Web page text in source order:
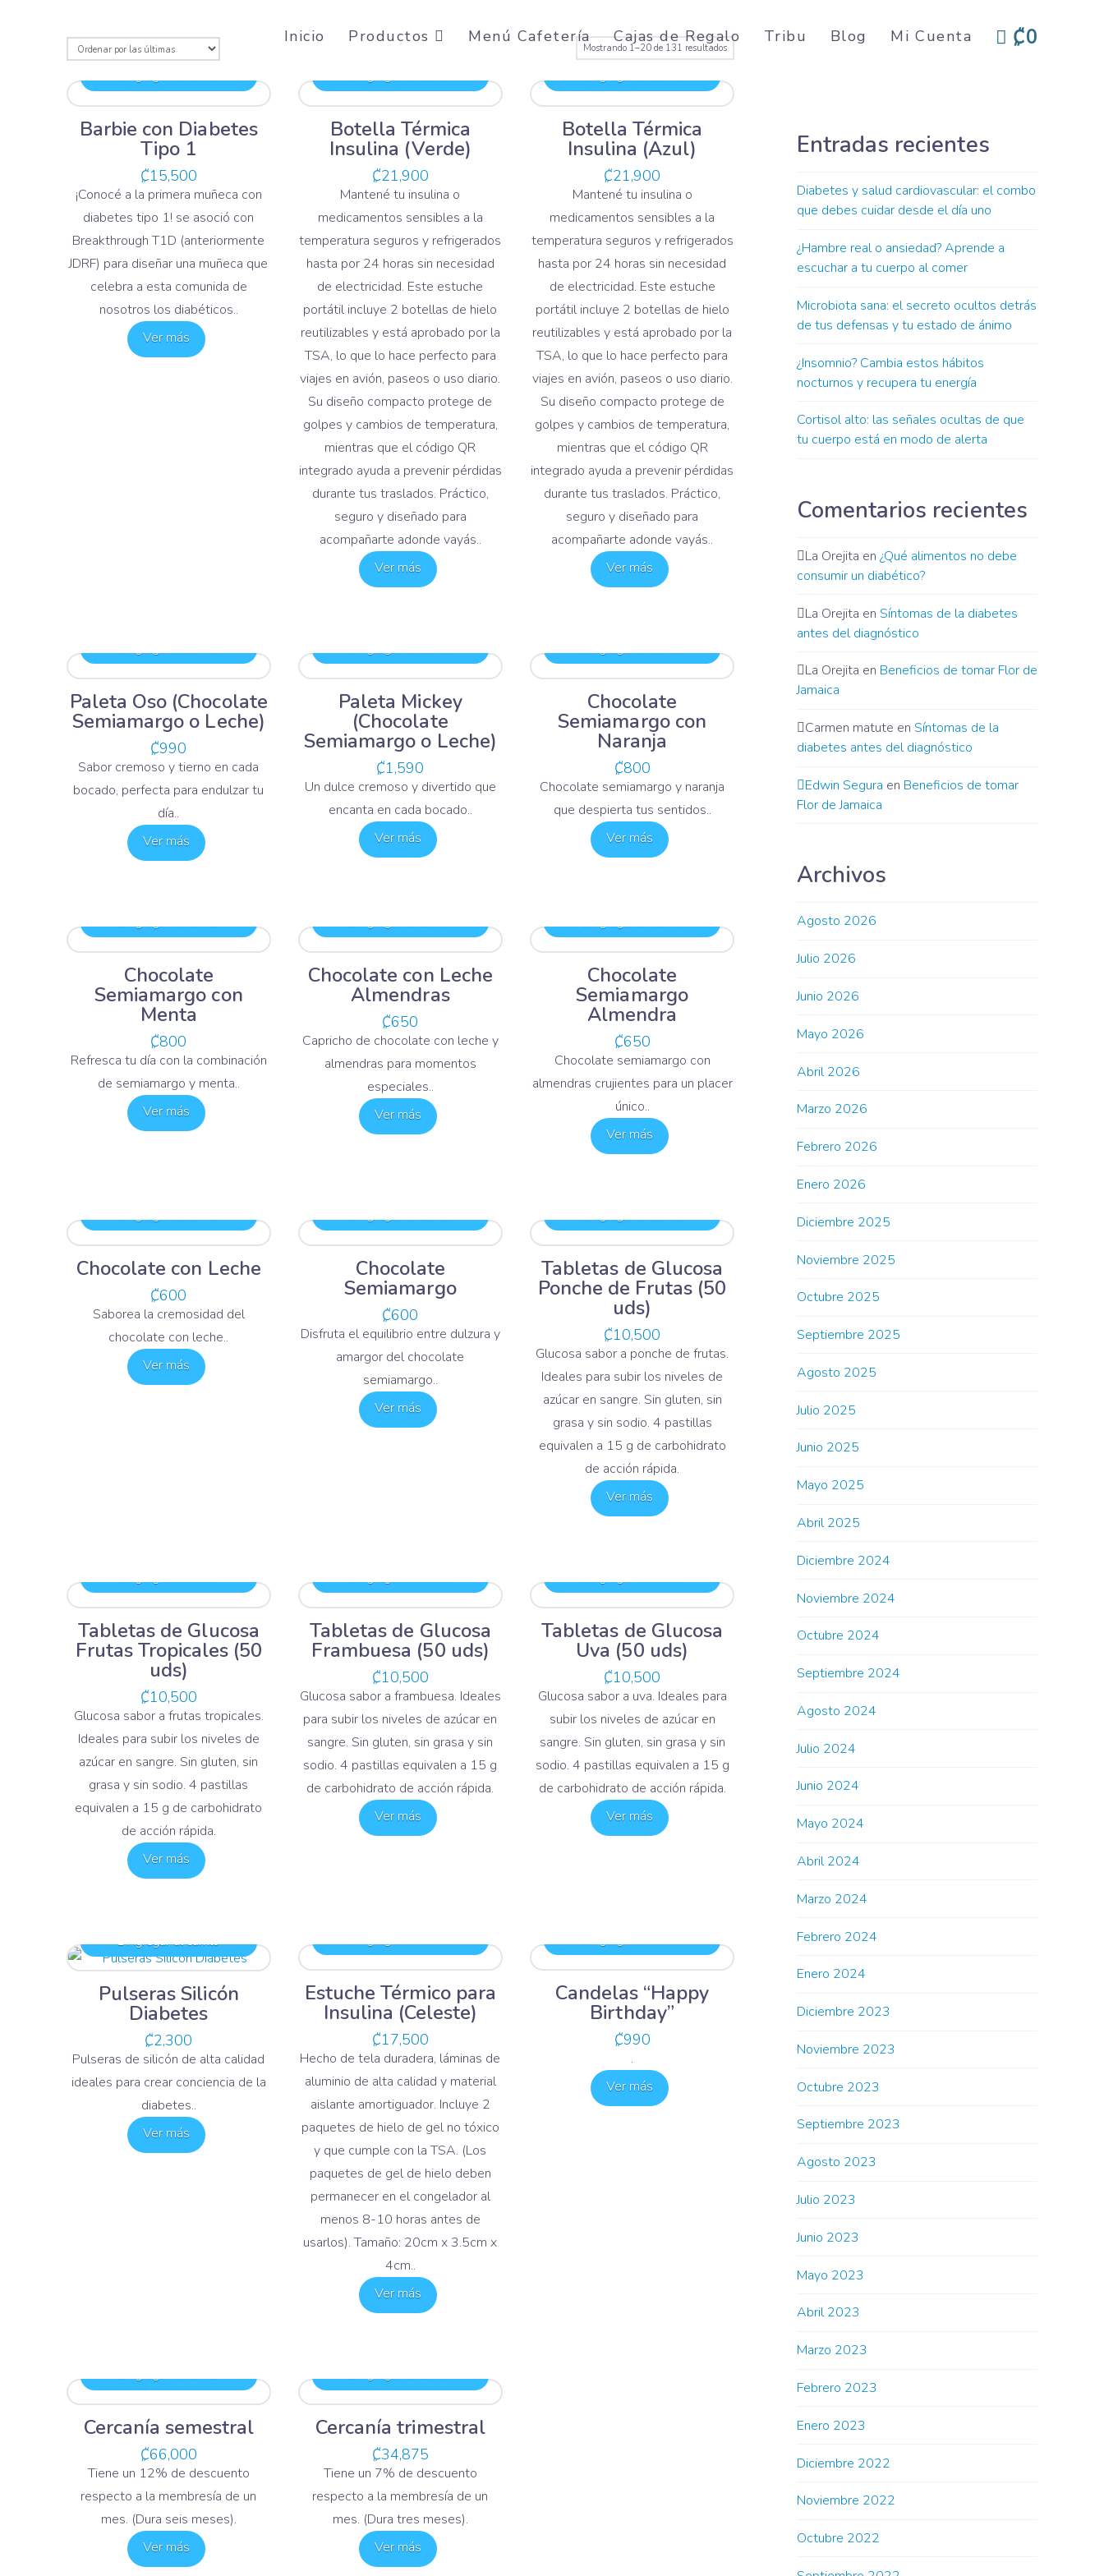
Inicio Productos Menú Cafetería Cajas de Regalo Tribu Blog Mi Cuenta ₡0
Mostrando 1–20 de 131 resultadosOrdenado
los
últimos
Barbie con Diabetes
Tipo 1
₡15,500
¡Conocé a la primera muñeca con
diabetes tipo 1! se asoció con
Breakthrough T1D (anteriormente
JDRF) para diseñar una muñeca que
celebra a esta comunida de
nosotros los diabéticos..
Ver más
Botella Térmica
Insulina (Verde)
₡21,900
Mantené tu insulina o
medicamentos sensibles a la
temperatura seguros y refrigerados
hasta por 24 horas sin necesidad
de electricidad. Este estuche
portátil incluye 2 botellas de hielo
reutilizables y está aprobado por la
TSA, lo que lo hace perfecto para
viajes en avión, paseos o uso diario.
Su diseño compacto protege de
golpes y cambios de temperatura,
mientras que el código QR
integrado ayuda a prevenir pérdidas
durante tus traslados. Práctico,
seguro y diseñado para
acompañarte adonde vayás..
Ver más
Botella Térmica
Insulina (Azul)
₡21,900
Mantené tu insulina o
medicamentos sensibles a la
temperatura seguros y refrigerados
hasta por 24 horas sin necesidad
de electricidad. Este estuche
portátil incluye 2 botellas de hielo
reutilizables y está aprobado por la
TSA, lo que lo hace perfecto para
viajes en avión, paseos o uso diario.
Su diseño compacto protege de
golpes y cambios de temperatura,
mientras que el código QR
integrado ayuda a prevenir pérdidas
durante tus traslados. Práctico,
seguro y diseñado para
acompañarte adonde vayás..
Ver más
Paleta Oso (Chocolate
Semiamargo o Leche)
₡990
Sabor cremoso y tierno en cada
bocado, perfecta para endulzar tu
día..
Ver más
Paleta Mickey
(Chocolate
Semiamargo o Leche)
₡1,590
Un dulce cremoso y divertido que
encanta en cada bocado..
Ver más
Chocolate
Semiamargo con
Naranja
₡800
Chocolate semiamargo y naranja
que despierta tus sentidos..
Ver más
Chocolate
Semiamargo con
Menta
₡800
Refresca tu día con la combinación
de semiamargo y menta..
Ver más
Chocolate con Leche
Almendras
₡650
Capricho de chocolate con leche y
almendras para momentos
especiales..
Ver más
Chocolate
Semiamargo
Almendra
₡650
Chocolate semiamargo con
almendras crujientes para un placer
único..
Ver más
Chocolate con Leche
₡600
Saborea la cremosidad del
chocolate con leche..
Ver más
Chocolate
Semiamargo
₡600
Disfruta el equilibrio entre dulzura y
amargor del chocolate
semiamargo..
Ver más
Tabletas de Glucosa
Ponche de Frutas (50
uds)
₡10,500
Glucosa sabor a ponche de frutas.
Ideales para subir los niveles de
azúcar en sangre. Sin gluten, sin
grasa y sin sodio. 4 pastillas
equivalen a 15 g de carbohidrato
de acción rápida.
Ver más
Tabletas de Glucosa
Frutas Tropicales (50
uds)
₡10,500
Glucosa sabor a frutas tropicales.
Ideales para subir los niveles de
azúcar en sangre. Sin gluten, sin
grasa y sin sodio. 4 pastillas
equivalen a 15 g de carbohidrato
de acción rápida.
Ver más
Tabletas de Glucosa
Frambuesa (50 uds)
₡10,500
Glucosa sabor a frambuesa. Ideales
para subir los niveles de azúcar en
sangre. Sin gluten, sin grasa y sin
sodio. 4 pastillas equivalen a 15 g
de carbohidrato de acción rápida.
Ver más
Tabletas de Glucosa
Uva (50 uds)
₡10,500
Glucosa sabor a uva. Ideales para
subir los niveles de azúcar en
sangre. Sin gluten, sin grasa y sin
sodio. 4 pastillas equivalen a 15 g
de carbohidrato de acción rápida.
Ver más
Pulseras Silicón
Diabetes
₡2,300
Pulseras de silicón de alta calidad
ideales para crear conciencia de la
diabetes..
Agregar al carrito
Ver más
Estuche Térmico para
Insulina (Celeste)
₡17,500
Hecho de tela duradera, láminas de
aluminio de alta calidad y material
aislante amortiguador. Incluye 2
paquetes de hielo de gel no tóxico
y que cumple con la TSA. (Los
paquetes de gel de hielo deben
permanecer en el congelador al
menos 8-10 horas antes de
usarlos). Tamaño: 20cm x 3.5cm x
4cm..
Ver más
Candelas “Happy
Birthday”
₡990
.
Ver más
Cercanía semestral
₡66,000
Tiene un 12% de descuento
respecto a la membresía de un
mes. (Dura seis meses).
Ver más
Cercanía trimestral
₡34,875
Tiene un 7% de descuento
respecto a la membresía de un
mes. (Dura tres meses).
Ver más
Entradas recientes
Diabetes y salud cardiovascular: el combo
que debes cuidar desde el día uno
¿Hambre real o ansiedad? Aprende a
escuchar a tu cuerpo al comer
Microbiota sana: el secreto ocultos detrás
de tus defensas y tu estado de ánimo
¿Insomnio? Cambia estos hábitos
nocturnos y recupera tu energía
Cortisol alto: las señales ocultas de que
tu cuerpo está en modo de alerta
Comentarios recientes
La Orejita en¿Qué alimentos no debe
consumir un diabético?
La Orejita enSíntomas de la diabetes
antes del diagnóstico
La Orejita en Beneficios de tomar Flor de
Jamaica
Carmen matute enSíntomas de la
diabetes antes del diagnóstico
Edwin Segura en Beneficios de tomar
Flor de Jamaica
Archivos
Agosto 2026
Julio 2026
Junio 2026
Mayo 2026
Abril 2026
Marzo 2026
Febrero 2026
Enero 2026
Diciembre 2025
Noviembre 2025
Octubre 2025
Septiembre 2025
Agosto 2025
Julio 2025
Junio 2025
Mayo 2025
Abril 2025
Diciembre 2024
Noviembre 2024
Octubre 2024
Septiembre 2024
Agosto 2024
Julio 2024
Junio 2024
Mayo 2024
Abril 2024
Marzo 2024
Febrero 2024
Enero 2024
Diciembre 2023
Noviembre 2023
Octubre 2023
Septiembre 2023
Agosto 2023
Julio 2023
Junio 2023
Mayo 2023
Abril 2023
Marzo 2023
Febrero 2023
Enero 2023
Diciembre 2022
Noviembre 2022
Octubre 2022